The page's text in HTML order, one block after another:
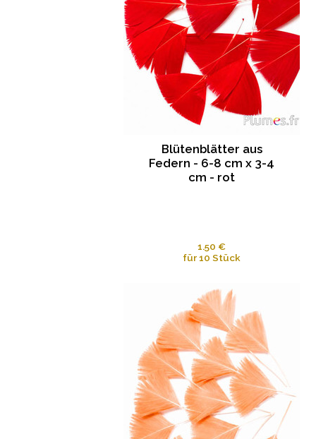
Blütenblätter aus
Federn - 6-8 cm x 3-4
cm - rot
1.50 €
für 10 Stück